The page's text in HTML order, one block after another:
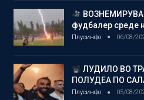
фудбалер среде
Плусинфо 06/08/
ЛУДИЛО ВО
ПОЛУДЕА ПО
Плусинфо 05/08/